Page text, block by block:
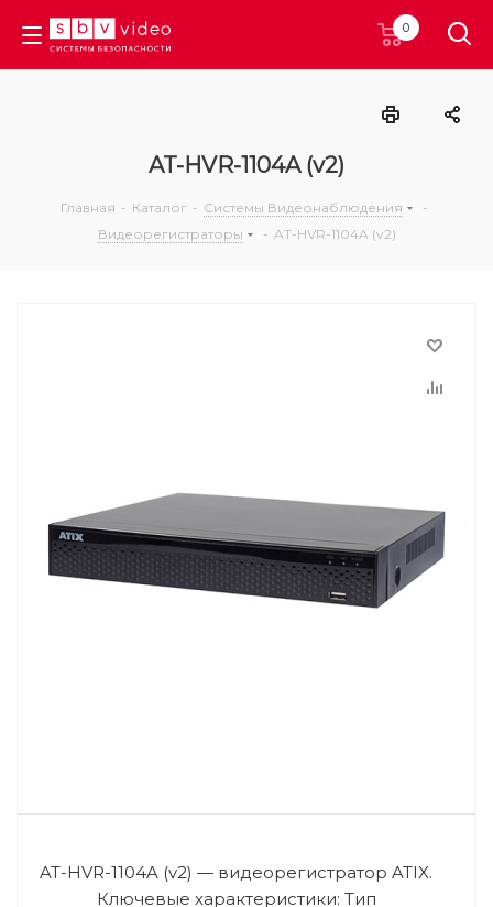
0
AT-HVR-1104A (v2)
Главная - Каталог - Системы Видеонаблюдения
-
Видеорегистраторы
- AT-HVR-1104A (v2)
AT-HVR-1104A (v2) — видеорегистратор ATIX.
Ключевые характеристики: Тип